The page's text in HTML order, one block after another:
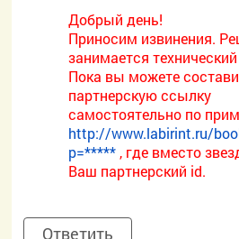
Добрый день!
Приносим извинения.
занимается
Пока вы можете
партнерскую ссылку
самостоятельно по
http://www.labirint.ru/
p=***** , где вместо
Ваш партнерский id.
Ответить